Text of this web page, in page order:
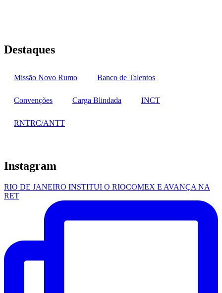
Destaques
Missão Novo Rumo Banco de Talentos
Convenções Carga Blindada INCT
RNTRC/ANTT
Instagram
RIO DE JANEIRO INSTITUI O RIOCOMEX E AVANÇA NA
RET